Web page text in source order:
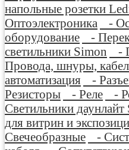
напольные розетки
Оптоэлектроника
-
оборудование
-
светильники Simon
-
Провода, шнуры,
автоматизация
-
Резисторы
- Реле -
Светильники даунлайт
для витрин и
Свечеобразные
-